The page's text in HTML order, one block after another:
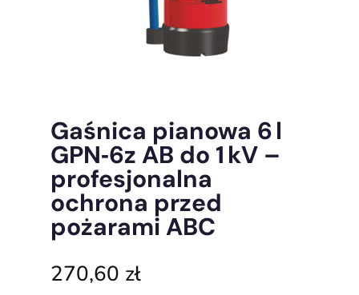
Gaśnica pianowa 6 l
GPN‑6z AB do 1 kV –
profesjonalna
ochrona przed
pożarami ABC
270,60 zł